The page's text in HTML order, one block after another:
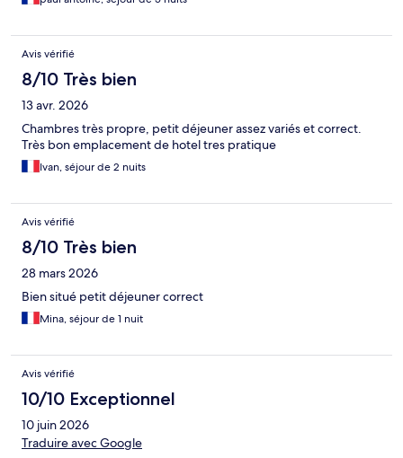
Avis vérifié
8/10 Très bien
13 avr. 2026
Chambres très propre, petit déjeuner assez variés et correct.
Très bon emplacement de hotel tres pratique
Ivan, séjour de 2 nuits
Avis vérifié
8/10 Très bien
28 mars 2026
Bien situé petit déjeuner correct
Mina, séjour de 1 nuit
Avis vérifié
10/10 Exceptionnel
10 juin 2026
Traduire avec Google